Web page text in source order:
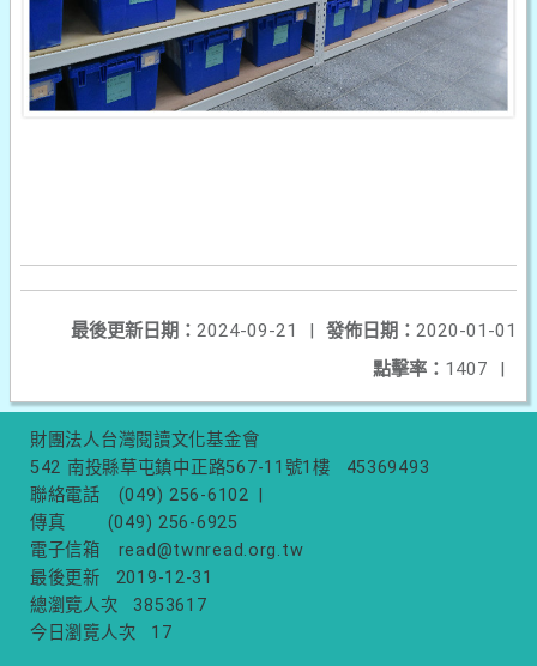
發佈日期： 2020-01-01
最後更新日期： 2024-09-21
|
點擊率： 1407 |
財團法人台灣閱讀文化基金會
542 南投縣草屯鎮中正路567-11號1樓
45369493
聯絡電話
(049) 256-6102
傳真
(049) 256-6925
電子信箱
read@twnread.org.tw
最後更新
2019-12-31
總瀏覽人次
3853617
今日瀏覽人次
17